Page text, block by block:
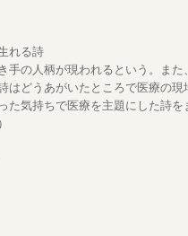
れる詩
手の人柄が現われるという。ま
はどうあがいたところで医療の
た気持ちで医療を主題にした詩を